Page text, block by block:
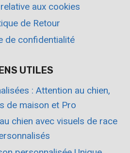
aux cookies
de Retour
de confidentialité
UTILES
: Attention au chien,
de maison et Pro
chien avec visuels de race